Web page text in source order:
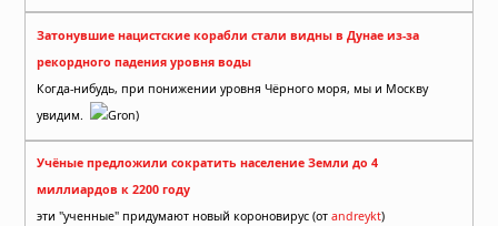
Затонувшие нацистские корабли стали видны в Дунае из-за
рекордного падения уровня воды
Когда-нибудь, при понижении уровня Чёрного моря, мы и Москву
увидим.
Gron)
Учёные предложили сократить население Земли до 4
миллиардов к 2200 году
эти "ученные" придумают новый короновирус (от andreykt)